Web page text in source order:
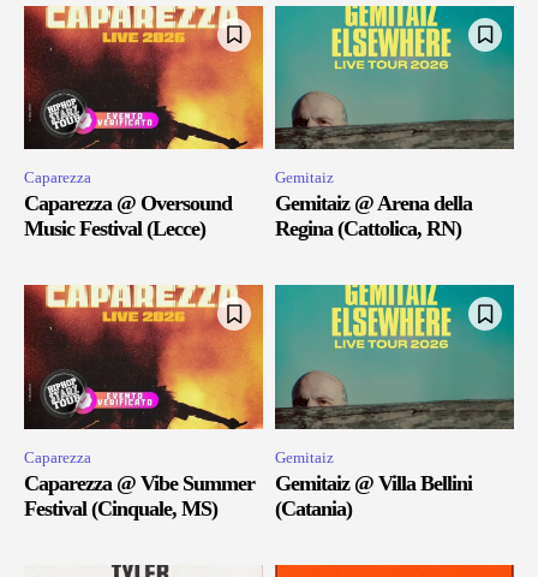
Caparezza
Caparezza @ Oversound
Music Festival (Lecce)
Gemitaiz
Gemitaiz @ Arena della
Regina (Cattolica, RN)
Caparezza
Caparezza @ Vibe Summer
Festival (Cinquale, MS)
Gemitaiz
Gemitaiz @ Villa Bellini
(Catania)